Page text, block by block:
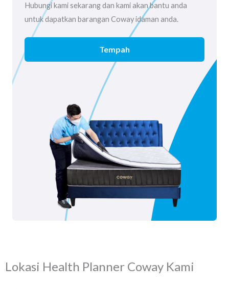
Hubungi kami sekarang dan kami akan bantu anda
untuk dapatkan barangan Coway idaman anda.
Tempah
Lokasi Health Planner Coway Kami